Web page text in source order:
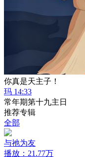
你真是天主子！
玛 14:33
常年期第十九主日
推荐专辑
全部
与祂为友
播放：21.77万